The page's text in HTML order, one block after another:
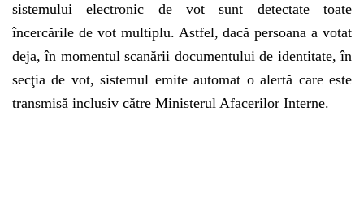
sistemului electronic de vot sunt detectate toate
încercările de vot multiplu. Astfel, dacă persoana a votat
deja, în momentul scanării documentului de identitate, în
secţia de vot, sistemul emite automat o alertă care este
transmisă inclusiv către Ministerul Afacerilor Interne.